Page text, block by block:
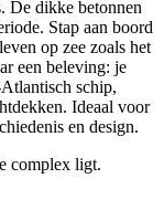
De dikke betonnen
Stap aan boord
op zee zoals het
een beleving: je
schip,
Ideaal voor
en design.
complex ligt.